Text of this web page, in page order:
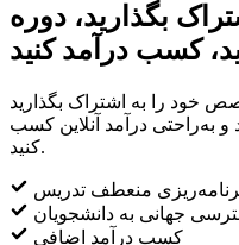
بگذارید، دوره
کسب درآمد کنید
و به‌راحتی درآمد آنلاین کسب
کنید.
منعطف تدریس
جهانی به دانشجویان
کسب درآمد اضافی